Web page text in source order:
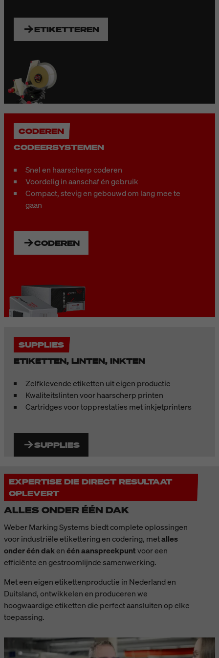
ETIKETTEREN
CODEREN
CODEERSYSTEMEN
Snel en haarscherp coderen
Voordelig in aanschaf én gebruik
Compact, stevig en gebouwd om lang mee te
gaan
CODEREN
SUPPLIES
ETIKETTEN, LINTEN, INKTEN
Zelfklevende etiketten uit eigen productie
Kwaliteitslinten voor haarscherp printen
Cartridges voor topprestaties met inkjetprinters
SUPPLIES
EXPERTISE DIE DIRECT RESULTAAT
OPLEVERT
ALLES ONDER ÉÉN DAK
Weber Marking Systems biedt complete oplossingen
voor industriële etikettering en codering, metalles
onder één dakenéén aanspreekpuntvoor een
efficiënte en gestroomlijnde samenwerking.
Met een eigen etikettenproductie in Nederland en
Duitsland, ontwikkelen en produceren we
hoogwaardige etiketten die perfect aansluiten op elke
toepassing.